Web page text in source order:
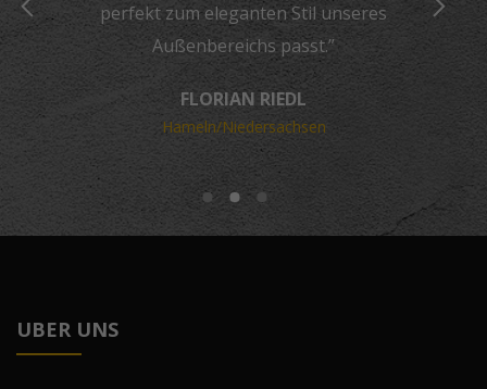
perfekt zum eleganten Stil unseres
Außenbereichs passt.”
FLORIAN RIEDL
Hameln/Niedersachsen
UBER UNS